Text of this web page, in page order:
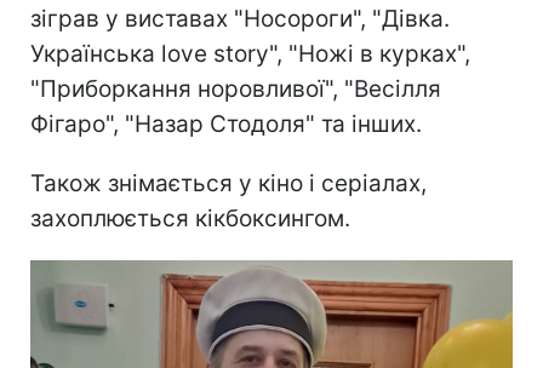
зіграв у виставах "Носороги", "Дівка.
Українська love story", "Ножі в курках",
"Приборкання норовливої", "Весілля
Фігаро", "Назар Стодоля" та інших.
Також знімається у кіно і серіалах,
захоплюється кікбоксингом.